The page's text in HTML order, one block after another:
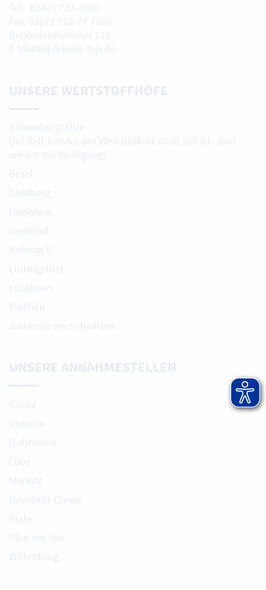
Tel: 03871 722-7000
Fax: 03871 722-77 7000
Behördennummer 115
E-Mail:alp@kreis-lup.de
UNSERE WERTSTOFFHÖFE
Boizenburg/Elbe
Der Self-Service am Wertstoffhof steht seit 01. Juni
wieder zur Verfügung!
Brüel
Goldberg
Hagenow
Heiddorf
Kobrow II
Ludwigslust
Lübtheen
Parchim
Zarrentin am Schaalsee
UNSERE ANNAHMESTELLEN
Crivitz
Grabow
Holthusen
Lübz
Marnitz
Neustadt-Glewe
Plate
Plau am See
Wittenburg